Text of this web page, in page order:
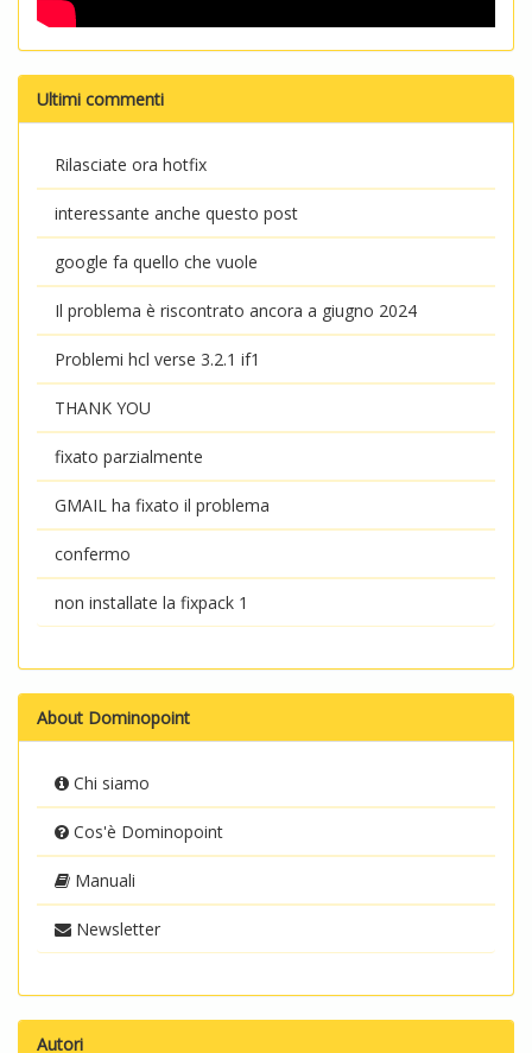
Ultimi commenti
Rilasciate ora hotfix
interessante anche questo post
google fa quello che vuole
Il problema è riscontrato ancora a giugno 2024
Problemi hcl verse 3.2.1 if1
THANK YOU
fixato parzialmente
GMAIL ha fixato il problema
confermo
non installate la fixpack 1
About Dominopoint
Chi siamo
Cos'è Dominopoint
Manuali
Newsletter
Autori